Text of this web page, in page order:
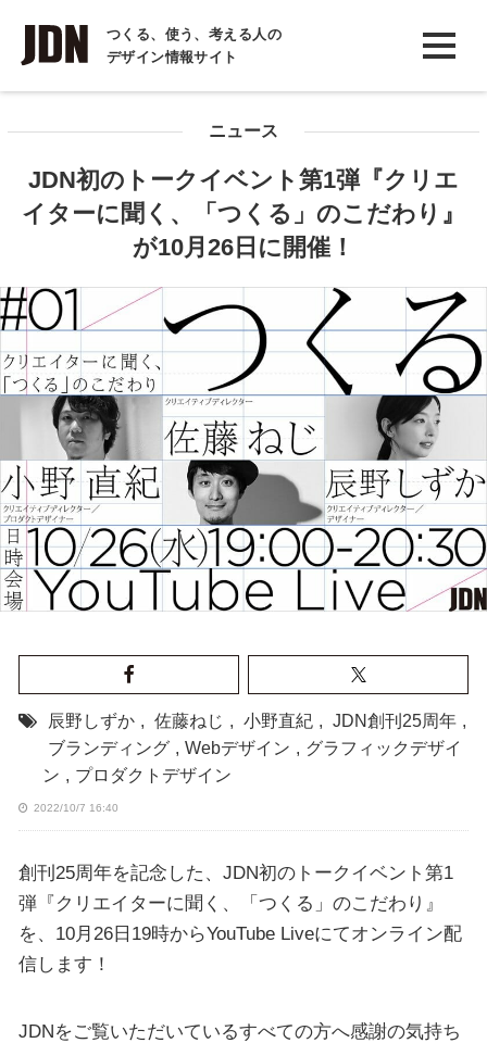
つくる、使う、考える人の
デザイン情報サイト
INTERVIEW
インタビュー
COLUMN
ニュース
JDN初のトークイベント第1弾『クリエ
イターに聞く、「つくる」のこだわり』
が10月26日に開催！
辰野しずか , 佐藤ねじ , 小野直紀 , JDN創刊25周年 ,
ブランディング , Webデザイン , グラフィックデザイ
ン , プロダクトデザイン
2022/10/7 16:40
創刊25周年を記念した、JDN初のトークイベント第1
弾『クリエイターに聞く、「つくる」のこだわり』
を、10月26日19時からYouTube Liveにてオンライン配
信します！
JDNをご覧いただいているすべての方へ感謝の気持ち